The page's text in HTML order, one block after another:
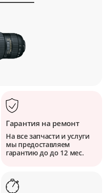
Гарантия на ремонт
На все запчасти и услуги
мы предоставляем
гарантию до до 12 мес.